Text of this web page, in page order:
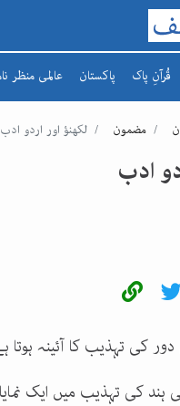
کریم
قُرآنِ پاک
سورہ
سپارہ
پاکستان عالمی منظر
افغانستان
مضمون لکھنؤ اور اردو ادب
ادب
دور کی تہذیب کا آئینہ
ہند کی تہذیب میں ایک